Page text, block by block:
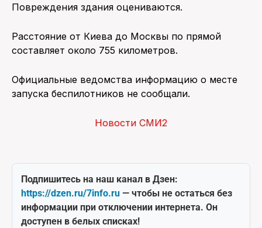
Повреждения здания оцениваются.
Расстояние от Киева до Москвы по прямой
составляет около 755 километров.
Официальные ведомства информацию о месте
запуска беспилотников не сообщали.
Новости СМИ2
Подпишитесь на наш канал в Дзен:
https://dzen.ru/7info.ru — чтобы не остаться без
информации при отключении интернета. Он
доступен в белых списках!